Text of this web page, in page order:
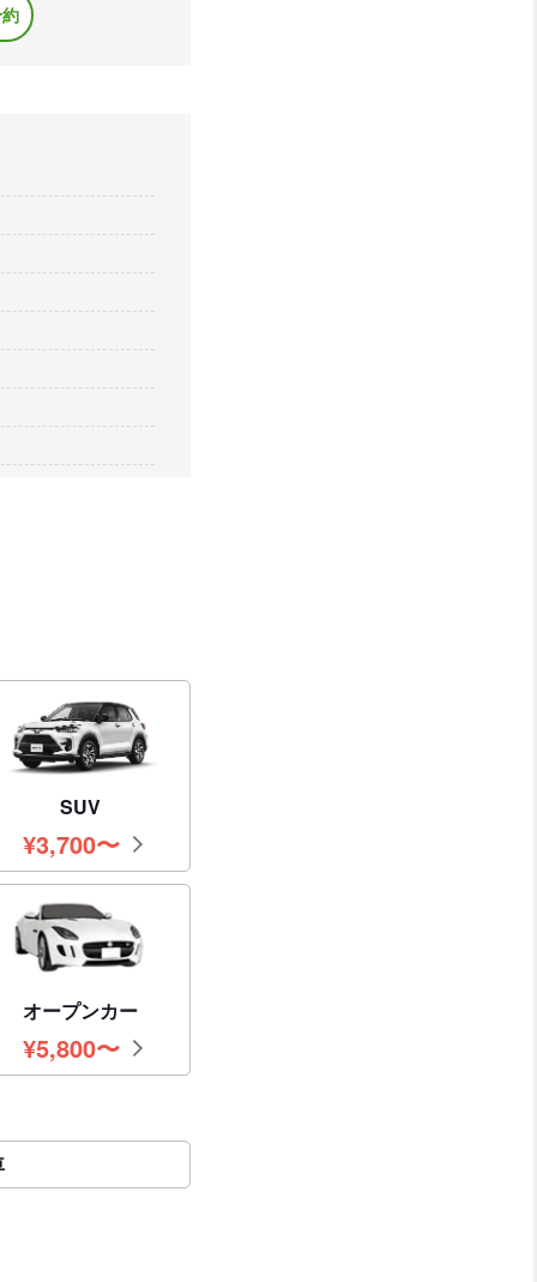
SUV
¥3,700円
〜
オープンカー
¥5,800円
〜